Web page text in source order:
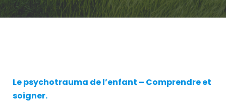
Le psychotrauma de l’enfant – Comprendre et
soigner.